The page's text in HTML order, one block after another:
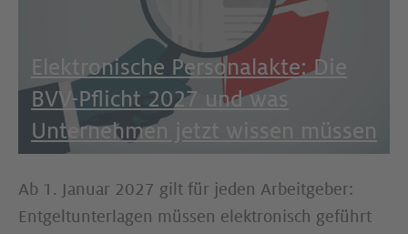
Elektronische Personalakte: Die
BVV-Pflicht 2027 und was
Unternehmen jetzt wissen müssen
Ab 1. Januar 2027 gilt für jeden Arbeitgeber:
Entgeltunterlagen müssen elektronisch geführt